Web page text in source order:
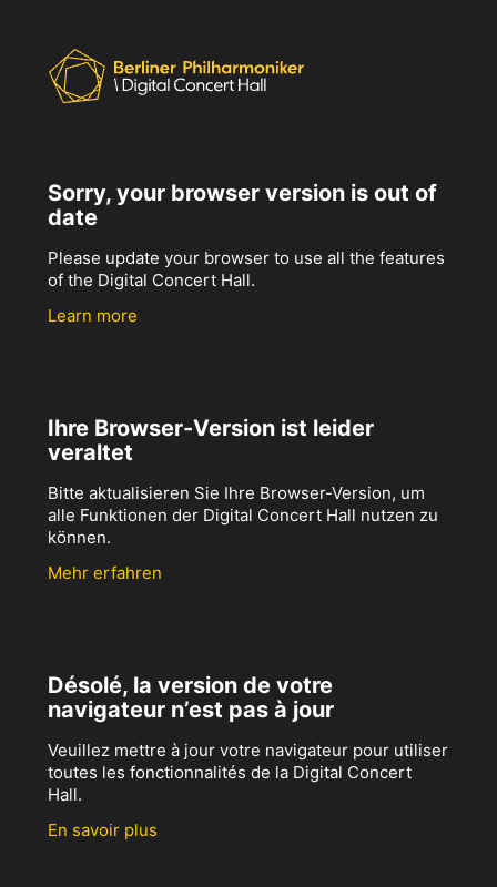
Sorry, your browser version is out of
date
Please update your browser to use all the features
of the Digital Concert Hall.
Learn more
Ihre Browser-Version ist leider
veraltet
Bitte aktualisieren Sie Ihre Browser-Version, um
alle Funktionen der Digital Concert Hall nutzen zu
können.
Mehr erfahren
Désolé, la version de votre
navigateur n’est pas à jour
Veuillez mettre à jour votre navigateur pour utiliser
toutes les fonctionnalités de la Digital Concert
Hall.
En savoir plus